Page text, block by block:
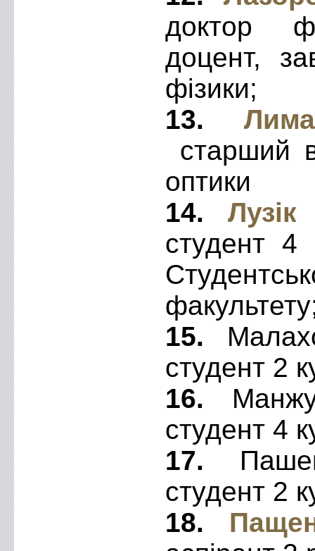
доктор
доцент,
фізики;
13.
старший
оптики
14.
студент 4
15.
студент 2
16.
студент 4
17.
студент 2
18.